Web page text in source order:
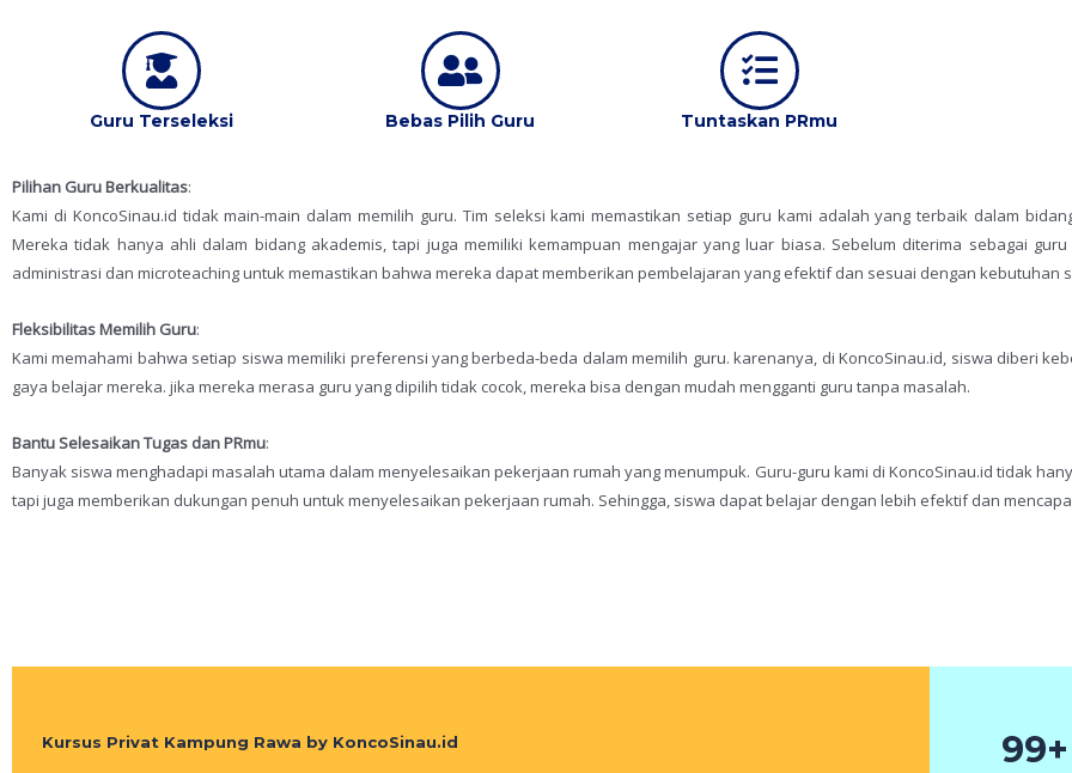
Guru Terseleksi Bebas Pilih Guru Tuntaskan PRmu
Pilihan Guru Berkualitas:
Kami di KoncoSinau.id tidak main-main dalam memilih guru. Tim seleksi kami memastikan setiap guru kami adalah yang terbaik dalam
Mereka tidak hanya ahli dalam bidang akademis, tapi juga memiliki kemampuan mengajar yang luar biasa. Sebelum diterima sebagai
administrasi dan microteaching untuk memastikan bahwa mereka dapat memberikan pembelajaran yang efektif dan sesuai dengan kebutuhan
Fleksibilitas Memilih Guru:
Kami memahami bahwa setiap siswa memiliki preferensi yang berbeda-beda dalam memilih guru. karenanya, di KoncoSinau.id, siswa diberi
gaya belajar mereka. jika mereka merasa guru yang dipilih tidak cocok, mereka bisa dengan mudah mengganti guru tanpa masalah.
Bantu Selesaikan Tugas dan PRmu:
Banyak siswa menghadapi masalah utama dalam menyelesaikan pekerjaan rumah yang menumpuk. Guru-guru kami di KoncoSinau.id tidak
tapi juga memberikan dukungan penuh untuk menyelesaikan pekerjaan rumah. Sehingga, siswa dapat belajar dengan lebih efektif dan
Kursus Privat Kampung Rawa by KoncoSinau.id 99+